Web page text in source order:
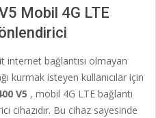
Mobil 4G LTE
internet bağlantısı olmayan
kurmak isteyen kullanıcılar için
V5 , mobil 4G LTE bağlantı
cihazıdır. Bu cihaz sayesinde